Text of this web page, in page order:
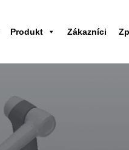
Produkt Zákazníci